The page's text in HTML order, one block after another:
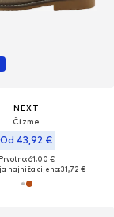
NEXT
Čizme
Od 43,92 €
Prvotno: 61,00 €
najniža cijena:31,72 €